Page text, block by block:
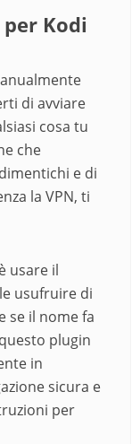
Kodi
di avviare
cosa tu
che
e di
la VPN, ti
usare il
usufruire di
se il nome fa
plugin
in
sicura e
per